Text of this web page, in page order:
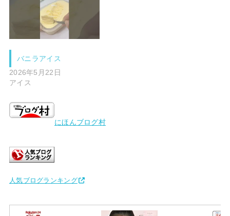
バニラアイス
2026年5月22日
アイス
にほんブログ村
人気ブログランキング